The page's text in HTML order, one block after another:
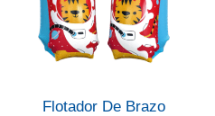
Flotador De Brazo